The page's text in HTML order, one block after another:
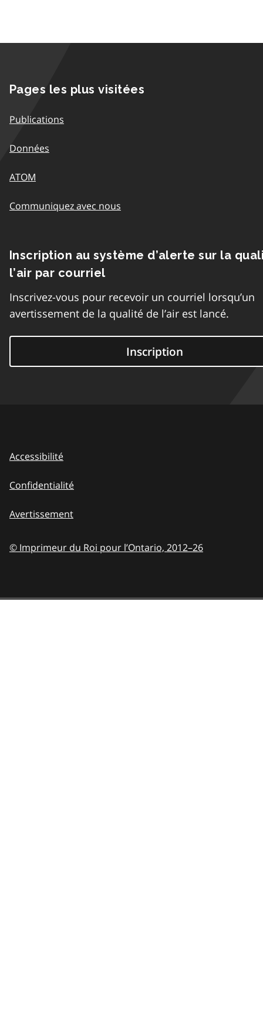
Pages les plus visitées
Publications
Données
ATOM
Communiquez avec nous
Inscription au système d’alerte sur la
l’air par courriel
Inscrivez-vous pour recevoir un courriel lorsqu’un
avertissement de la qualité de l’air est lancé.
Inscription
Accessibilité
Confidentialité
Avertissement
© Imprimeur du Roi pour l’Ontario, 2012–26